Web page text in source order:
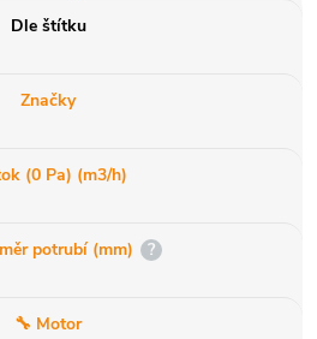
Dle štítku
Značky
(0 Pa) (m3/h)
potrubí (mm) ?
🔧 Motor